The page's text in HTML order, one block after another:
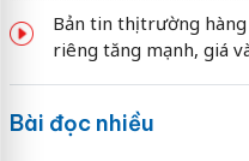
Bản tin thị trường
riêng tăng mạnh, giá
Bài đọc nhiều